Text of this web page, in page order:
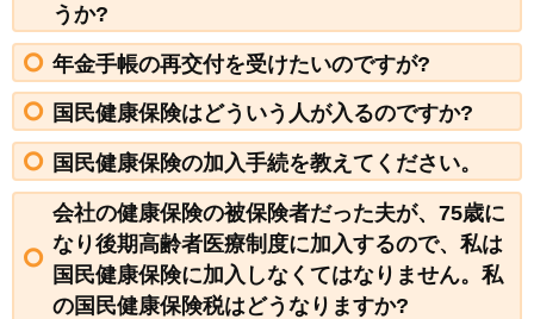
うか?
年金手帳の再交付を受けたいのですが?
国民健康保険はどういう人が入るのですか?
国民健康保険の加入手続を教えてください。
会社の健康保険の被保険者だった夫が、75歳に
なり後期高齢者医療制度に加入するので、私は
国民健康保険に加入しなくてはなりません。私
の国民健康保険税はどうなりますか?